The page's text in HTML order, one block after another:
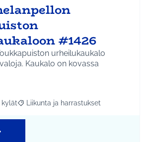
#1426
urheilukaukalo
Kaukalo on kovassa
mukaan: Etelä-Tuusulan kylät
kylät Rajaa tulokset teeman mukaan:
Liikunta ja harrastukset